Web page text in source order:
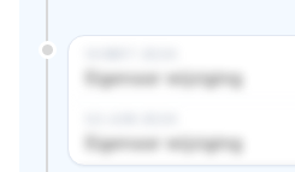
Eigenaar wijziging
Eigenaar wijziging